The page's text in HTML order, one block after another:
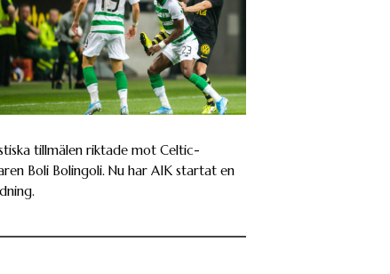
tillmälen riktade mot Celtic-
Boli Bolingoli. Nu har AIK startat en